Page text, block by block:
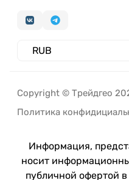
Copyright © Трейдгео
Политика
Информация,
носит
публичной офертой в